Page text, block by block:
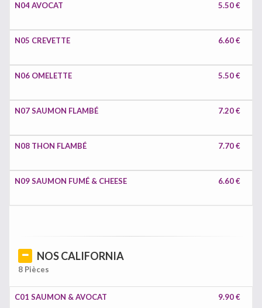
N04 AVOCAT 5.50 €
N05 CREVETTE 6.60 €
N06 OMELETTE 5.50 €
N07 SAUMON FLAMBÉ 7.20 €
N08 THON FLAMBÉ 7.70 €
N09 SAUMON FUMÉ & CHEESE 6.60 €
NOS CALIFORNIA
8 Pièces
C01 SAUMON & AVOCAT 9.90 €